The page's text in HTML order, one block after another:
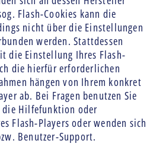
Flash-Cookies kann die
nicht über die Einstellungen
werden. Stattdessen
die Einstellung Ihres Flash-
die hierfür erforderlichen
hängen von Ihrem konkret
ab. Bei Fragen benutzen Sie
Hilfefunktion oder
Flash-Players oder wenden sich
Benutzer-Support.